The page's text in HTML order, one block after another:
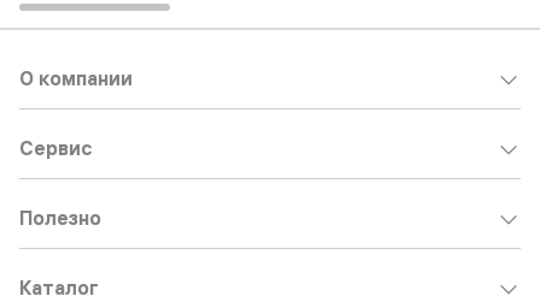
О компании
Сервис
Полезно
Каталог